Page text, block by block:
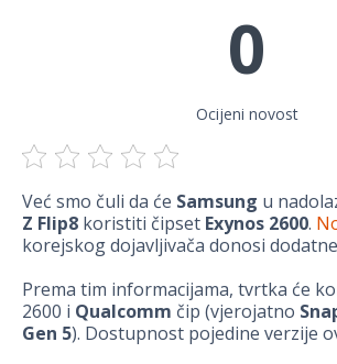
0
Ocijeni novost
Već smo čuli da će Samsung u
Z Flip8 koristiti čipset Exynos 2600.
korejskog dojavljivača donosi
Prema tim informacijama, tvrtka će
2600 i Qualcomm čip (vjerojatno
Gen 5). Dostupnost pojedine verzije